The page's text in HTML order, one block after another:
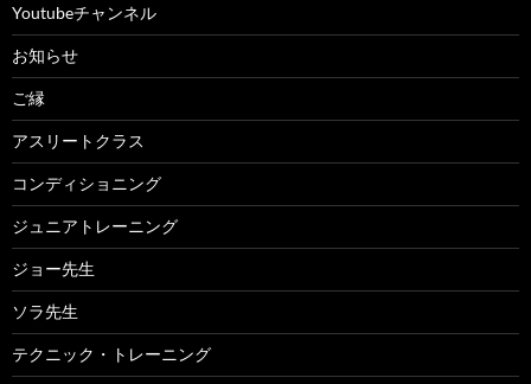
Youtubeチャンネル
お知らせ
ご縁
アスリートクラス
コンディショニング
ジュニアトレーニング
ジョー先生
ソラ先生
テクニック・トレーニング